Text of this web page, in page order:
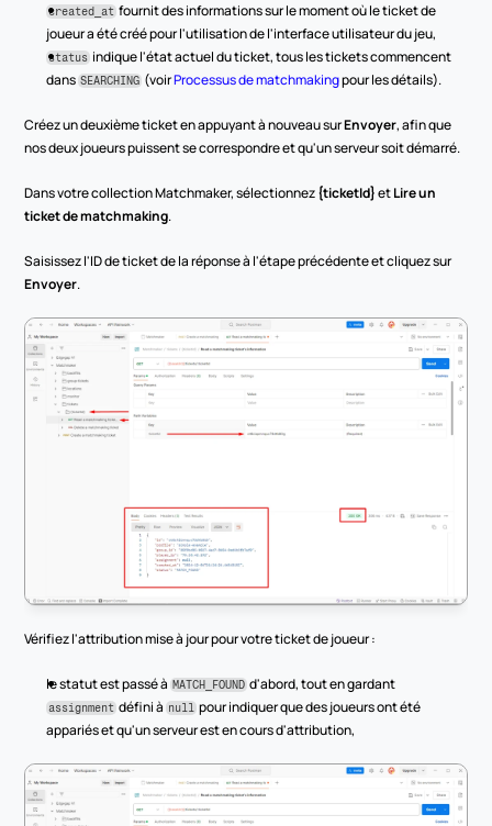
created_at fournit des informations sur le moment où le ticket de
joueur a été créé pour l'utilisation de l'interface utilisateur du jeu,
status indique l'état actuel du ticket, tous les tickets commencent
dans SEARCHING (voir Processus de matchmaking pour les détails).
Créez un deuxième ticket en appuyant à nouveau sur Envoyer, afin que
nos deux joueurs puissent se correspondre et qu'un serveur soit démarré.
Dans votre collection Matchmaker, sélectionnez {ticketId} et Lire un
ticket de matchmaking.
Saisissez l'ID de ticket de la réponse à l'étape précédente et cliquez sur
Envoyer.
Vérifiez l'attribution mise à jour pour votre ticket de joueur :
le statut est passé à MATCH_FOUND
assignment défini à null
pour indiquer que des joueurs ont été
appariés et qu'un serveur est en cours d'attribution,